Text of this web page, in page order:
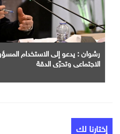
رشوان : يدعو إلى الاستخدام
الاجتماعي وتحرّي الدقة
إختارنا لك